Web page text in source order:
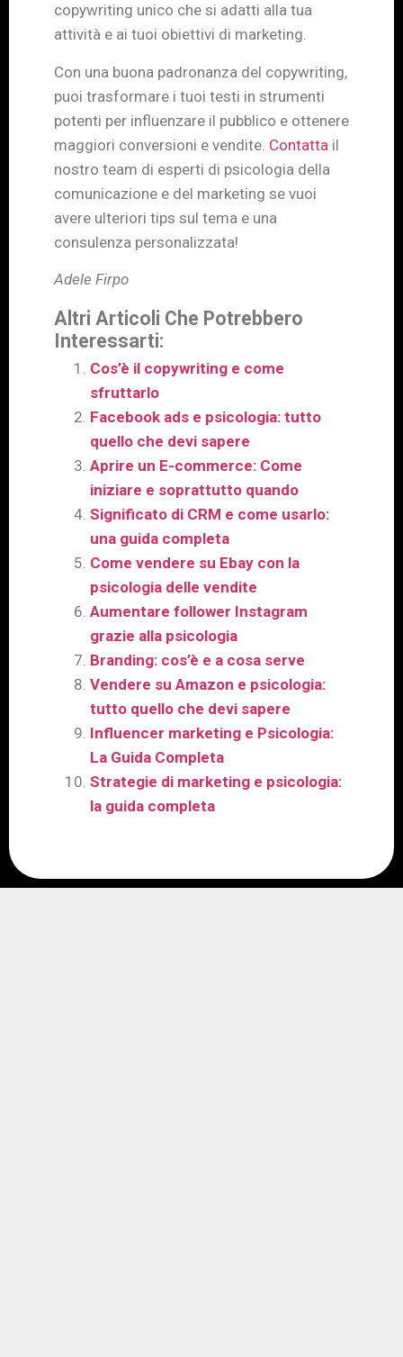
copywriting unico che si adatti alla tua
attività e ai tuoi obiettivi di marketing.
Con una buona padronanza del copywriting,
puoi trasformare i tuoi testi in strumenti
potenti per influenzare il pubblico e ottenere
maggiori conversioni e vendite. Contatta il
nostro team di esperti di psicologia della
comunicazione e del marketing se vuoi
avere ulteriori tips sul tema e una
consulenza personalizzata!
Adele Firpo
Altri Articoli Che Potrebbero
Interessarti:
Cos’è il copywriting e come
sfruttarlo
Facebook ads e psicologia: tutto
quello che devi sapere
Aprire un E-commerce: Come
iniziare e soprattutto quando
Significato di CRM e come usarlo:
una guida completa
Come vendere su Ebay con la
psicologia delle vendite
Aumentare follower Instagram
grazie alla psicologia
Branding: cos’è e a cosa serve
Vendere su Amazon e psicologia:
tutto quello che devi sapere
Influencer marketing e Psicologia:
La Guida Completa
Strategie di marketing e psicologia:
la guida completa